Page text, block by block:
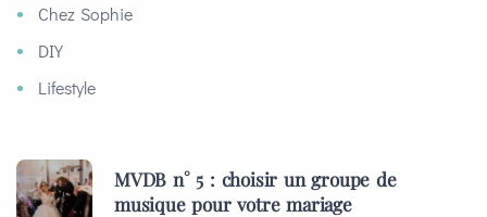
Chez Sophie
DIY
Lifestyle
MVDB n° 5 : choisir un groupe de
musique pour votre mariage